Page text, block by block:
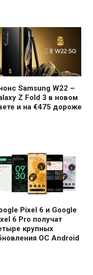
Samsung W22 –
Z Fold 3 в новом
и на €475 дороже
Pixel 6 и Google
6 Pro получат
крупных
ОС Android